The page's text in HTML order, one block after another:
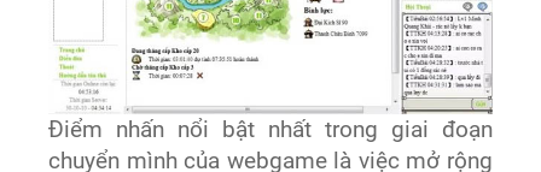
Điểm nhấn nổi bật nhất trong giai đoạn
chuyển mình của webgame là việc mở rộng